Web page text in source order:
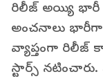
రిలీజ్ అయ్యి భారీ
అంచనాలు
వ్యాప్తంగా రిలీజ్
స్టార్స్